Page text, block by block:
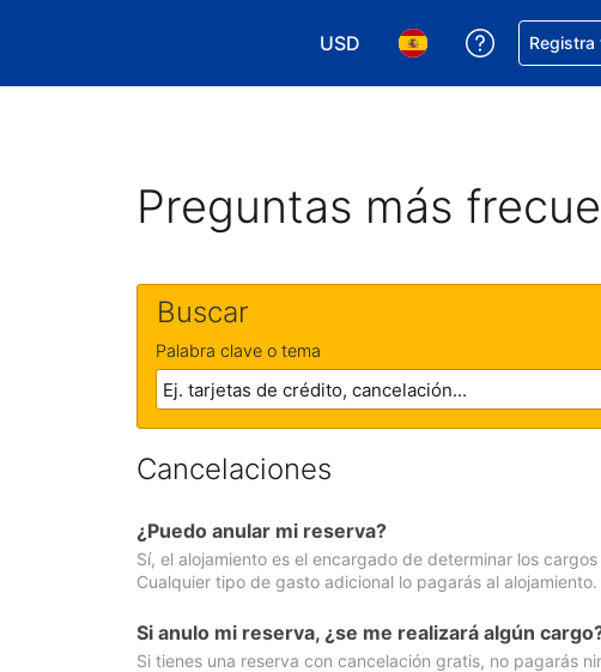
USD
Elegir tu moneda. Tu moneda
Elegir el idioma que
Obtener
Registra
Preguntas más
Buscar
Palabra clave o tema
Cancelaciones
¿Puedo anular mi reserva?
Sí, el alojamiento es el encargado de determinar los
Cualquier tipo de gasto adicional lo pagarás al alojamiento.
Si anulo mi reserva, ¿se me realizará algún
Si tienes una reserva con cancelación gratis, no pagarás